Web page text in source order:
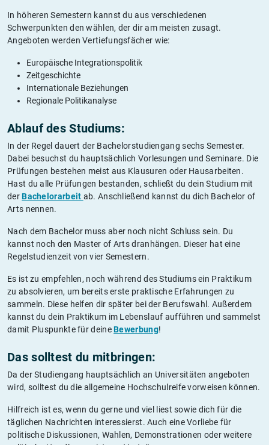
In höheren Semestern kannst du aus verschiedenen
Schwerpunkten den wählen, der dir am meisten zusagt.
Angeboten werden Vertiefungsfächer wie:
Europäische Integrationspolitik
Zeitgeschichte
Internationale Beziehungen
Regionale Politikanalyse
Ablauf des Studiums:
In der Regel dauert der Bachelorstudiengang sechs Semester.
Dabei besuchst du hauptsächlich Vorlesungen und Seminare. Die
Prüfungen bestehen meist aus Klausuren oder Hausarbeiten.
Hast du alle Prüfungen bestanden, schließt du dein Studium mit
derBachelorarbeit ab. Anschließend kannst du dich Bachelor of
Arts nennen.
Nach dem Bachelor muss aber noch nicht Schluss sein. Du
kannst noch den Master of Arts dranhängen. Dieser hat eine
Regelstudienzeit von vier Semestern.
Es ist zu empfehlen, noch während des Studiums ein Praktikum
zu absolvieren, um bereits erste praktische Erfahrungen zu
sammeln. Diese helfen dir später bei der Berufswahl. Außerdem
kannst du dein Praktikum im Lebenslauf aufführen und sammelst
damit Pluspunkte für deineBewerbung!
Das solltest du mitbringen:
Da der Studiengang hauptsächlich an Universitäten angeboten
wird, solltest du die allgemeine Hochschulreife vorweisen können.
Hilfreich ist es, wenn du gerne und viel liest sowie dich für die
täglichen Nachrichten interessierst. Auch eine Vorliebe für
politische Diskussionen, Wahlen, Demonstrationen oder weitere